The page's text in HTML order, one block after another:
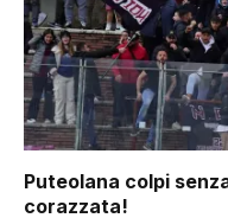
Puteolana colpi
corazzata!